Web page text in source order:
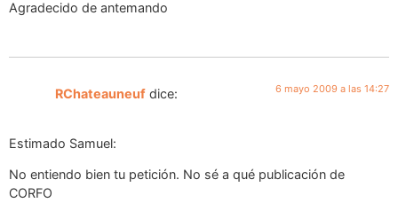
Agradecido de antemando
RChateauneuf dice: 6 mayo 2009 a las 14:27
Estimado Samuel:
No entiendo bien tu petición. No sé a qué publicación de
CORFO